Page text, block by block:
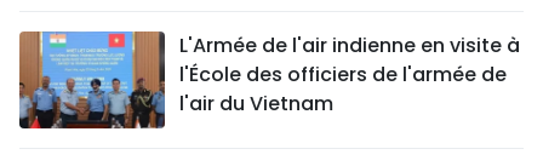
L'Armée de l'air indienne en visite à
l'École des officiers de l'armée de
l'air du Vietnam